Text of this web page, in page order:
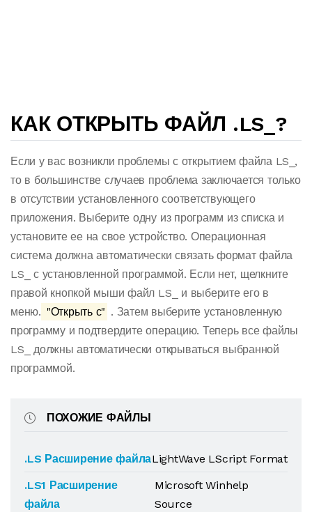
КАК ОТКРЫТЬ ФАЙЛ .LS_?
Если у вас возникли проблемы с открытием файла LS_,
то в большинстве случаев проблема заключается только
в отсутствии установленного соответствующего
приложения. Выберите одну из программ из списка и
установите ее на свое устройство. Операционная
система должна автоматически связать формат файла
LS_ с установленной программой. Если нет, щелкните
правой кнопкой мыши файл LS_ и выберите его в
меню. "Открыть с" . Затем выберите установленную
программу и подтвердите операцию. Теперь все файлы
LS_ должны автоматически открываться выбранной
программой.
ПОХОЖИЕ ФАЙЛЫ
.LS Расширение файлаLightWave LScript Format
.LS1 Расширение
файла
Microsoft Winhelp
Source